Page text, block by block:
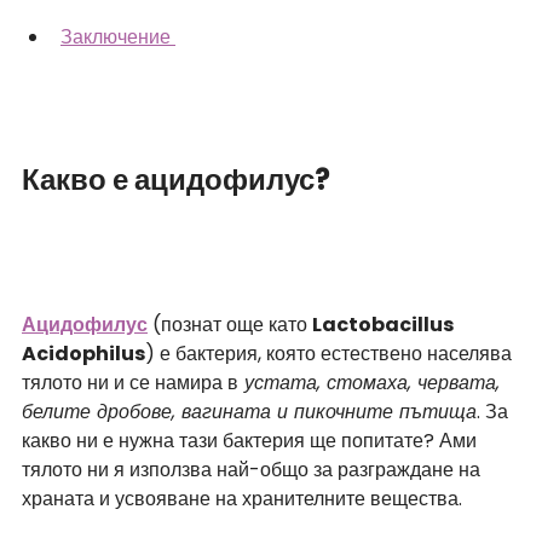
Заключение
Какво е ацидофилус?
Ацидофилус (познат още като Lactobacillus
Acidophilus) е бактерия, която естествено населява
тялото ни и се намира в устата, стомаха, червата,
белите дробове, вагината и пикочните пътища. За
какво ни е нужна тази бактерия ще попитате? Ами
тялото ни я използва най-общо за разграждане на
храната и усвояване на хранителните вещества.